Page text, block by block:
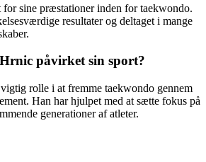
sine præstationer inden for taekwondo.
resultater og deltaget i mange
påvirket sin sport?
rolle i at fremme taekwondo gennem
Han har hjulpet med at sætte fokus på
generationer af atleter.